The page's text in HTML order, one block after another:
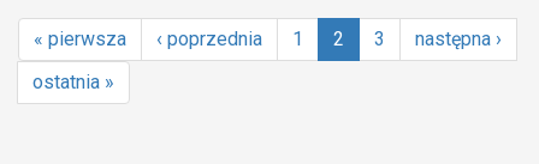
« pierwsza ‹ poprzednia 1 2 3
następna ›
ostatnia »